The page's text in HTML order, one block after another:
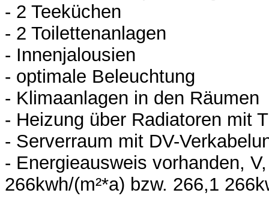
- 2 Teeküchen
- 2 Toilettenanlagen
- Innenjalousien
- optimale Beleuchtung
- Klimaanlagen in den Räumen
- Heizung über Radiatoren mit
- Serverraum mit DV-
- Energieausweis vorhanden,
266kwh/(m²*a) bzw. 266,1